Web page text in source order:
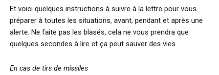
Et voici quelques instructions à suivre à la lettre pour vous
préparer à toutes les situations, avant, pendant et après une
alerte. Ne faite pas les blasés, cela ne vous prendra que
quelques secondes à lire et ça peut sauver des vies…
En cas de tirs de missiles